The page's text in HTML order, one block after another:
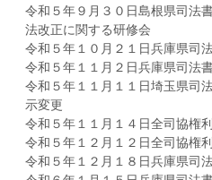
令和５年９月３０日島根県司
法改正に関する研修会
令和５年１０月２１日兵庫県司
令和５年１１月２日兵庫県司法
令和５年１１月１１日埼玉県司
示変更
令和５年１１月１４日全司協権
令和５年１２月１２日全司協権
令和５年１２月１８日兵庫県司